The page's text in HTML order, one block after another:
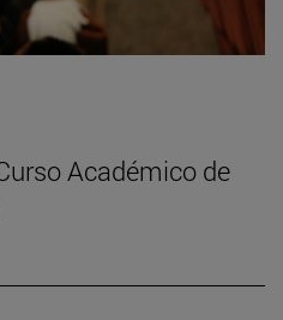
Académico de